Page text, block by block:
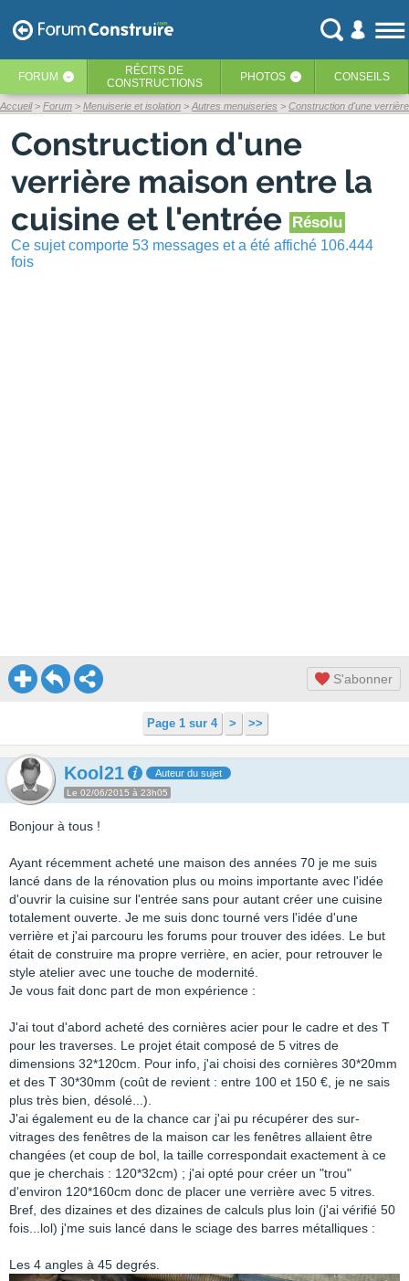
FORUM ‹ RÉCITS DE
CONSTRUCTIONS
PHOTOS ‹ CONSEILS
Accueil Forum Menuiserie et isolation Autres menuiseries Construction d'une
Construction d'une
verrière maison entre la
cuisine et l'entrée
Résolu
Ce sujet comporte 53 messages et a été affiché 106.444
fois
S'abonner
Page 1 sur 4 > >>
Kool21 Auteur du sujet
Le 02/06/2015 à 23h05
Bonjour à tous !
Ayant récemment acheté une maison des années 70 je me suis
lancé dans de la rénovation plus ou moins importante avec l'idée
d'ouvrir la cuisine sur l'entrée sans pour autant créer une cuisine
totalement ouverte. Je me suis donc tourné vers l'idée d'une
verrière et j'ai parcouru les forums pour trouver des idées. Le but
était de construire ma propre verrière, en acier, pour retrouver le
style atelier avec une touche de modernité.
Je vous fait donc part de mon expérience :
J'ai tout d'abord acheté des cornières acier pour le cadre et des T
pour les traverses. Le projet était composé de 5 vitres de
dimensions 32*120cm. Pour info, j'ai choisi des cornières 30*20mm
et des T 30*30mm (coût de revient : entre 100 et 150 €, je ne sais
plus très bien, désolé...).
J'ai également eu de la chance car j'ai pu récupérer des sur-
vitrages des fenêtres de la maison car les fenêtres allaient être
changées (et coup de bol, la taille correspondait exactement à ce
que je cherchais : 120*32cm) ; j'ai opté pour créer un "trou"
d'environ 120*160cm donc de placer une verrière avec 5 vitres.
Bref, des dizaines et des dizaines de calculs plus loin (j'ai vérifié 50
fois...lol) j'me suis lancé dans le sciage des barres métalliques :
Les 4 angles à 45 degrés.